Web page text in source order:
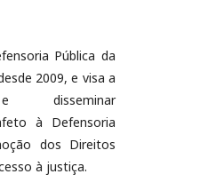
Pública da
2009, e visa a
disseminar
à Defensoria
dos Direitos
à justiça.